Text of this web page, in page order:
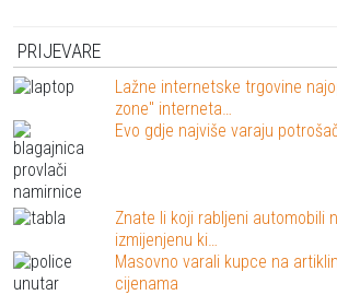
PRIJEVARE
Lažne internetske trgovine
zone" interneta…
Evo gdje najviše varaju
Znate li koji rabljeni automobili
izmijenjenu ki…
Masovno varali kupce na
cijenama